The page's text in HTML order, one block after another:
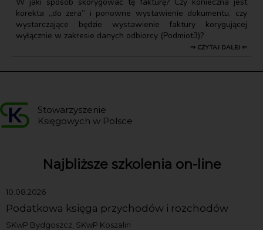
korekta „do zera” i ponowne wystawienie dokumentu, czy
wystarczające będzie wystawienie faktury korygującej
wyłącznie w zakresie danych odbiorcy (Podmiot3)?
⇒ CZYTAJ DALEJ ⇐
Stowarzyszenie
Księgowych w Polsce
Najbliższe szkolenia on-line
10.08.2026
Podatkowa księga przychodów i rozchodów
SKwP Bydgoszcz, SKwP Koszalin